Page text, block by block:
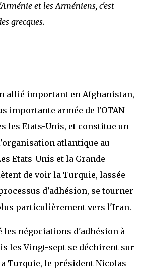
et les Arméniens, c'est
grecques.
allié important en Afghanistan,
importante armée de l'OTAN
les Etats-Unis, et constitue un
atlantique au
Etats-Unis et la Grande
de voir la Turquie, lassée
d'adhésion, se tourner
particulièrement vers l'Iran.
les négociations d'adhésion à
les Vingt-sept se déchirent sur
Turquie, le président Nicolas